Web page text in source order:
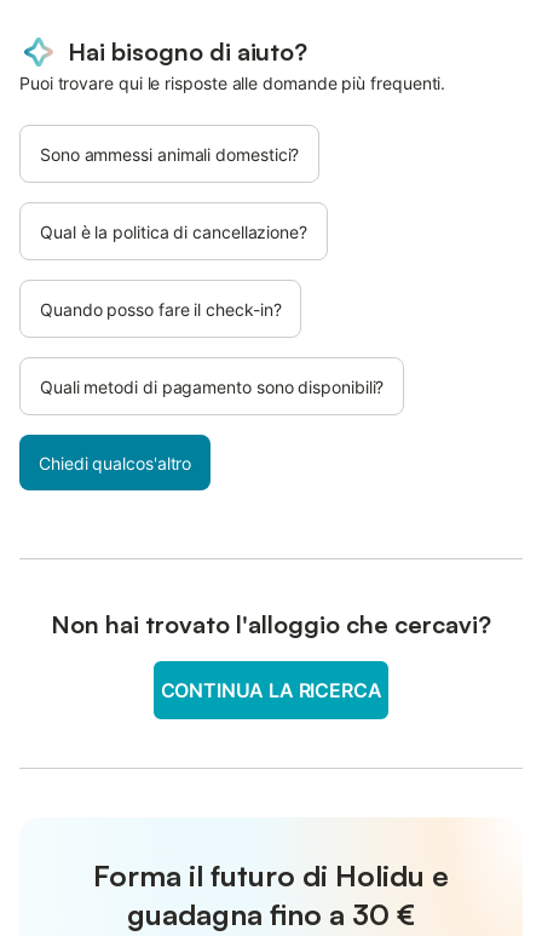
Hai bisogno di aiuto?
Puoi trovare qui le risposte alle domande più frequenti.
Sono ammessi animali domestici?
Qual è la politica di cancellazione?
Quando posso fare il check-in?
Quali metodi di pagamento sono disponibili?
Chiedi qualcos'altro
Non hai trovato l'alloggio che cercavi?
CONTINUA LA RICERCA
Forma il futuro di Holidu e
guadagna fino a 30 €